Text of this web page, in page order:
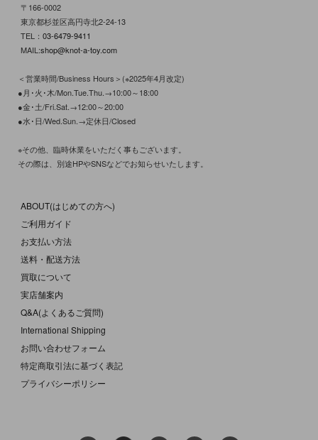
〒166-0002
東京都杉並区高円寺北2-24-13
TEL： 03-6479-9411
MAIL:shop@knot-a-toy.com
＜営業時間/Business Hours＞(※2025年4月改定)
●月･火･木/Mon.Tue.Thu.→10:00～18:00
●金･土/Fri.Sat.→12:00～20:00
●水･日/Wed.Sun.→定休日/Closed
※その他、臨時休業をいただく事もございます。
その際は、別途HPやSNSなどでお知らせいたします。
ABOUT(はじめての方へ)
ご利用ガイド
お支払い方法
送料・配送方法
買取について
実店舗案内
Q&A(よくあるご質問)
International Shipping
お問い合わせフォーム
特定商取引法に基づく表記
プライバシーポリシー